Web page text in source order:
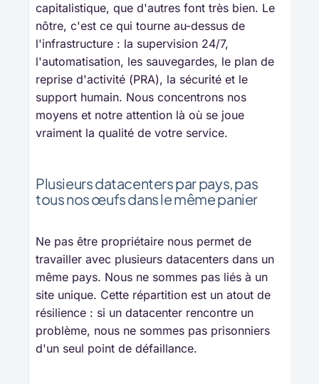
capitalistique, que d'autres font très bien. Le
nôtre, c'est ce qui tourne au-dessus de
l'infrastructure : la supervision 24/7,
l'automatisation, les sauvegardes, le plan de
reprise d'activité (PRA), la sécurité et le
support humain. Nous concentrons nos
moyens et notre attention là où se joue
vraiment la qualité de votre service.
Plusieurs datacenters par pays, pas
tous nos œufs dans le même panier
Ne pas être propriétaire nous permet de
travailler avec plusieurs datacenters dans un
même pays. Nous ne sommes pas liés à un
site unique. Cette répartition est un atout de
résilience : si un datacenter rencontre un
problème, nous ne sommes pas prisonniers
d'un seul point de défaillance.